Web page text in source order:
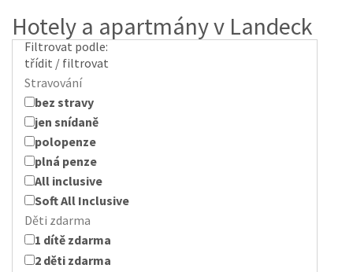
Hotely a apartmány v Landeck
Filtrovat podle:
třídit / filtrovat
Stravování
bez stravy
jen snídaně
polopenze
plná penze
All inclusive
Soft All Inclusive
Děti zdarma
1 dítě zdarma
2 děti zdarma